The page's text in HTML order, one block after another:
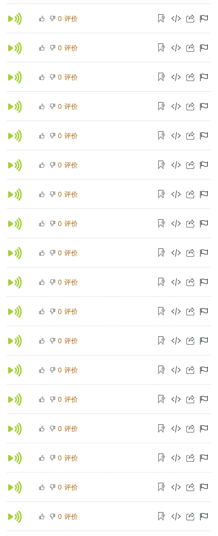
0 评价
0 评价
0 评价
0 评价
0 评价
0 评价
0 评价
0 评价
0 评价
0 评价
0 评价
0 评价
0 评价
0 评价
0 评价
0 评价
0 评价
0 评价